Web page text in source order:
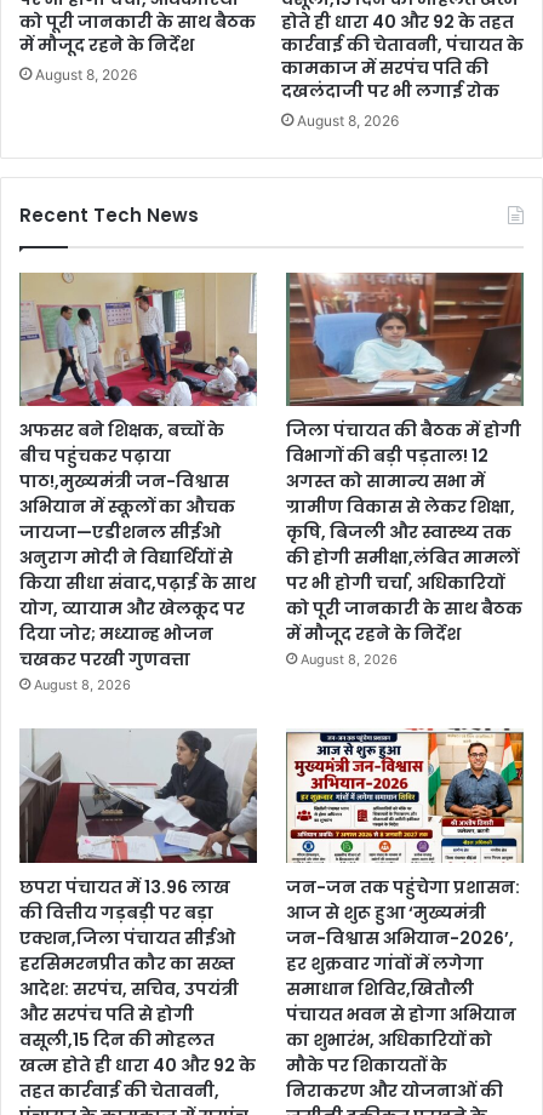
को पूरी जानकारी के साथ बैठक
में मौजूद रहने के निर्देश
August 8, 2026
होते ही धारा 40 और 92 के तहत
कार्रवाई की चेतावनी, पंचायत के
कामकाज में सरपंच पति की
दखलंदाजी पर भी लगाई रोक
August 8, 2026
Recent Tech News
अफसर बने शिक्षक, बच्चों के
बीच पहुंचकर पढ़ाया
पाठ!,मुख्यमंत्री जन-विश्वास
अभियान में स्कूलों का औचक
जायजा—एडीशनल सीईओ
अनुराग मोदी ने विद्यार्थियों से
किया सीधा संवाद,पढ़ाई के साथ
योग, व्यायाम और खेलकूद पर
दिया जोर; मध्यान्ह भोजन
चखकर परखी गुणवत्ता
August 8, 2026
जिला पंचायत की बैठक में होगी
विभागों की बड़ी पड़ताल! 12
अगस्त को सामान्य सभा में
ग्रामीण विकास से लेकर शिक्षा,
कृषि, बिजली और स्वास्थ्य तक
की होगी समीक्षा,लंबित मामलों
पर भी होगी चर्चा, अधिकारियों
को पूरी जानकारी के साथ बैठक
में मौजूद रहने के निर्देश
August 8, 2026
छपरा पंचायत में 13.96 लाख
की वित्तीय गड़बड़ी पर बड़ा
एक्शन,जिला पंचायत सीईओ
हरसिमरनप्रीत कौर का सख्त
आदेश: सरपंच, सचिव, उपयंत्री
और सरपंच पति से होगी
वसूली,15 दिन की मोहलत
खत्म होते ही धारा 40 और 92 के
तहत कार्रवाई की चेतावनी,
जन-जन तक पहुंचेगा प्रशासन:
आज से शुरू हुआ ‘मुख्यमंत्री
जन-विश्वास अभियान-2026’,
हर शुक्रवार गांवों में लगेगा
समाधान शिविर,खितौली
पंचायत भवन से होगा अभियान
का शुभारंभ, अधिकारियों को
मौके पर शिकायतों के
निराकरण और योजनाओं की